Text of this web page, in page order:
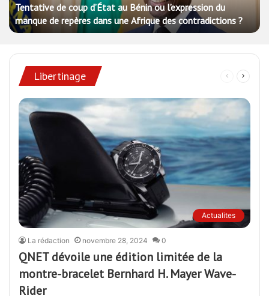
Tentative de coup d’État au Bénin ou l’expression du
manque de repères dans une Afrique des contradictions ?
Libertinage
Page
Actualites
La rédaction novembre 28, 2024 0
QNET dévoile une édition limitée de la
montre-bracelet Bernhard H. Mayer Wave-
Rider